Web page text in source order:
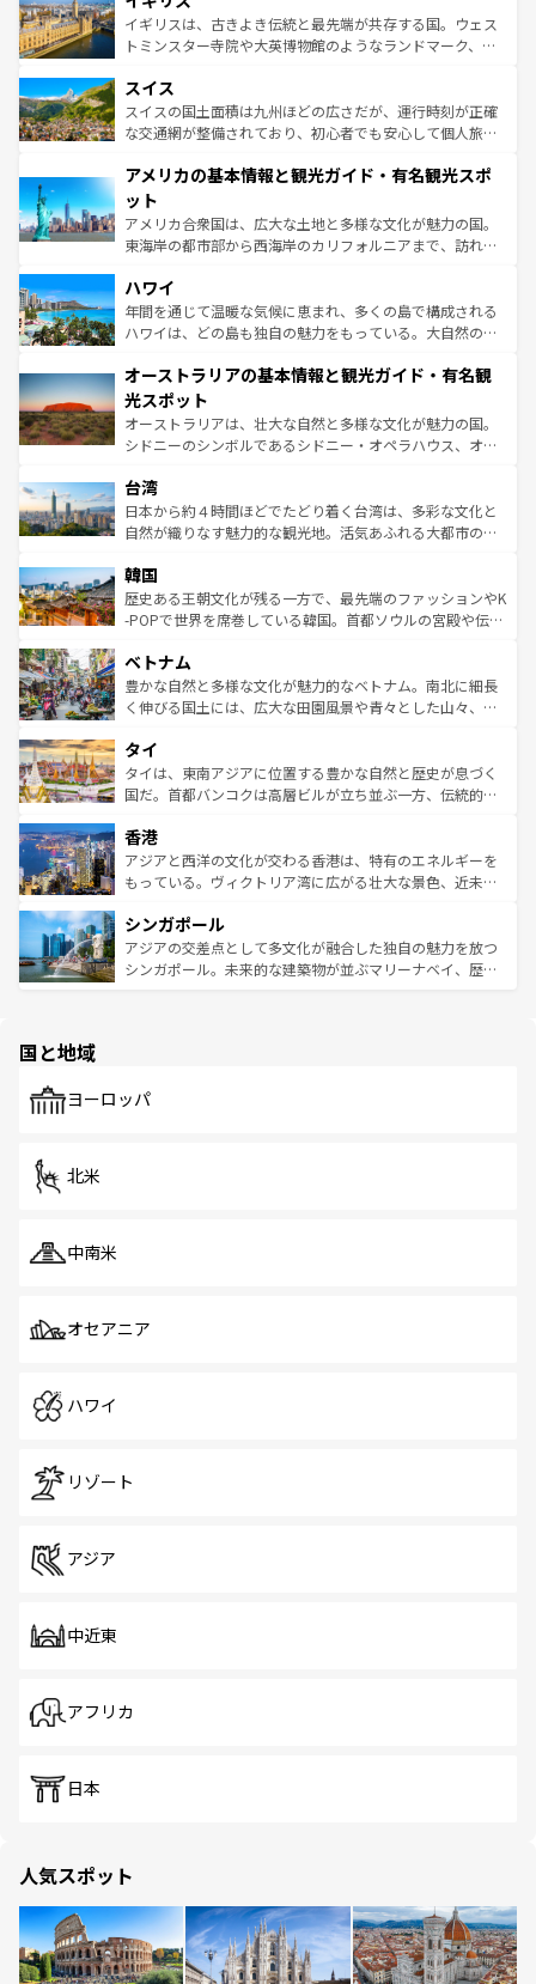
らに、パリ以外の地域にも魅力が溢れており、どの街角に
も豊かな歴史と文化が息づいている。パリ以外の個性あふ
を参照してほしい。
ルリンの文化的活気、バイエルン州のアルプスの絶景、そ
してライン川沿いのワイン畑といった風景は必見。ビール
は、お酒好きな人にはぜひ体験してほしい。 なお、新着の
ドイツ情報はコンテンツ一覧を参照してほしい。
イギリスは、古きよき伝統と最先端が共存する国。ウェス
トミンスター寺院や大英博物館のようなランドマーク、歴
リアごとに異なる魅力がある。また、優雅なアフタヌーン
ティー、ビール好きにはたまらない英国パブ、サッカー観
戦など、本場だからこそできる体験も豊富。イギリスを旅
ンツ一覧を参照してほしい。
スイス
スイスの国土面積は九州ほどの広さだが、運行時刻が正確
な交通網が整備されており、初心者でも安心して個人旅行
の建物がそのまま残る町や、スイスならではのユニークな
博物館もあり、アルプス観光だけでなく町歩きも満喫する
ことができる。国民の所得が高いため物価も高いが、旅行
者向けの交通パス提供のサービスもあり、うまく活用すれ
着のスイス情報は
アメリカの基本情報と観光ガイド・有名観光スポ
ット
アメリカ合衆国は、広大な土地と多様な文化が魅力の国。
東海岸の都市部から西海岸のカリフォルニアまで、訪れる
のような巨大都市は、観光、ショッピング、エンターテイ
ンメントが詰まった刺激的なスポットだ。一方、アメリカ
西部には大自然が広がり、グランドキャニオンやイエロー
部のニューオーリンズでは、音楽と美食が融合した独特の
文化が魅力。旅行者はアメリカの各地域で異なる魅力を楽
しみながら、その多様性と豊かな歴史を感じることができ
るだろう。車でのロードトリップや列車の旅も、アメリカ
情報は
ハワイ
年間を通じて温暖な気候に恵まれ、多くの島で構成される
ハワイは、どの島も独自の魅力をもっている。大自然の神
ワイ島は見逃せない。また、定番の観光地といえばオアフ
島だが、静かな自然を求めるならマウイ島やカウアイ島が
おすすめ。エメラルドグリーンに輝く海をはじめ、豊かな
文化や歴史が息づいている。「アロハスピリット」と呼ば
人々、おいしいローカルフードやハワイアンミュージッ
ク、伝統的なフラダンスなど、すべてがハワイの魅力を彩
っている。訪れるたびに新しい発見と感動が待っているハ
はコンテンツ一覧
オーストラリアの基本情報と観光ガイド・有名観
光スポット
オーストラリアは、壮大な自然と多様な文化が魅力の国。
シドニーのシンボルであるシドニー・オペラハウス、オー
リアリーフや大陸中央部にそびえるウルル（エアーズロッ
ク）、タスマニアの美しい原生林やケアンズの熱帯雨林な
ど、見どころがたくさん。また、カフェやワイン、オージ
いる。アクティビティも充実しており、サーフィンやダイ
ビング、ハイキングなど、アウトドア好きにはたまらな
い。オーストラリアの多彩な魅力を存分に味わいつくそ
参照してほしい。
台湾
日本から約４時間ほどでたどり着く台湾は、多彩な文化と
自然が織りなす魅力的な観光地。活気あふれる大都市の台
ン）、静ひつな山岳地帯である台湾東部など、都市の喧騒
と山間の静けさが共存しており、訪れる人に新しい発見と
驚きをもたらしてくれる。また、奥深い台湾の食文化も魅
容にもいいと評判のスイーツなど、バラエティ豊かな料理
が味わえる。 なお、新着の台湾情報は コンテンツ一覧を参
照してほしい。
韓国
歴史ある王朝文化が残る一方で、最先端のファッションやK
-POPで世界を席巻している韓国。首都ソウルの宮殿や伝統
き、地方に足を延ばせば四季折々の自然美を楽しむことが
できる。そして、キムチや焼肉、絶品のストリートフード
まで、さまざまな韓国料理が待っている。夜には、韓国な
リティに包まれながら、韓国の多彩な魅力を心ゆくまで味
わってみてほしい。 なお、新着の韓国情報はコンテンツ一
覧を参照してほしい。
ベトナム
豊かな自然と多様な文化が魅力的なベトナム。南北に細長
く伸びる国土には、広大な田園風景や青々とした山々、世
急速な発展と共に伝統が息づく。ハノイの古い町並みやホ
ーチミン市のフランス統治時代の建物も、独特の雰囲気を
醸し出している。また、バラエティの豊かさとおいしさで
とつ。フォーやバインミー、ベトナムコーヒーなどは、ぜ
ひ現地で味わいたい。どの地域を訪れてもあたたかい人々
が旅行者を迎えてくれるので、きっと忘れられない旅にな
参照してほしい。
タイ
タイは、東南アジアに位置する豊かな自然と歴史が息づく
国だ。首都バンコクは高層ビルが立ち並ぶ一方、伝統的な
の活気が交差している。北部ではチェンマイなどの山岳地
帯で自然と触れ合い、南部ではプーケットやクラビの美し
いビーチでリゾート気分を楽しむことができる。タイ料理
激する。気候は一年中温暖で、どの季節にも異なる楽しみ
が待っている。親しみやすいタイの人々、仏教を中心とし
た文化、そして多様な観光資源が、訪れる旅人を魅了し続
香港
アジアと西洋の文化が交わる香港は、特有のエネルギーを
もっている。ヴィクトリア湾に広がる壮大な景色、近未来
み、どこを訪れても感動するはず。観光スポットが密集し
ており、効率よく見どころを回れるのも魅力。息をのむよ
うな絶景から文化的な体験まで、香港を存分に楽しみ尽く
シンガポール
アジアの交差点として多文化が融合した独自の魅力を放つ
シンガポール。未来的な建築物が並ぶマリーナベイ、歴史
で、ホーカーズは地元の風情を楽しめる外せないスポット
国と地域
ヨーロッパ
北米
中南米
オセアニア
ハワイ
リゾート
アジア
中近東
アフリカ
日本
人気スポット